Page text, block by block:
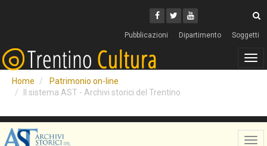
Facebook
Twitter
Youtube
Pubblicazioni Dipartimento Soggetti
Home
Patrimonio on-line
Il sistema AST - Archivi storici del Trentino